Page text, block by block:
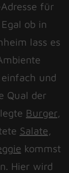
für
ob in
lass es
und
Qual der
Burger,
Salate,
kommst
Hier wird